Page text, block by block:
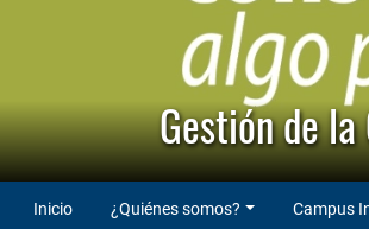
Gestión de
Inicio ¿Quiénes somos? Campus